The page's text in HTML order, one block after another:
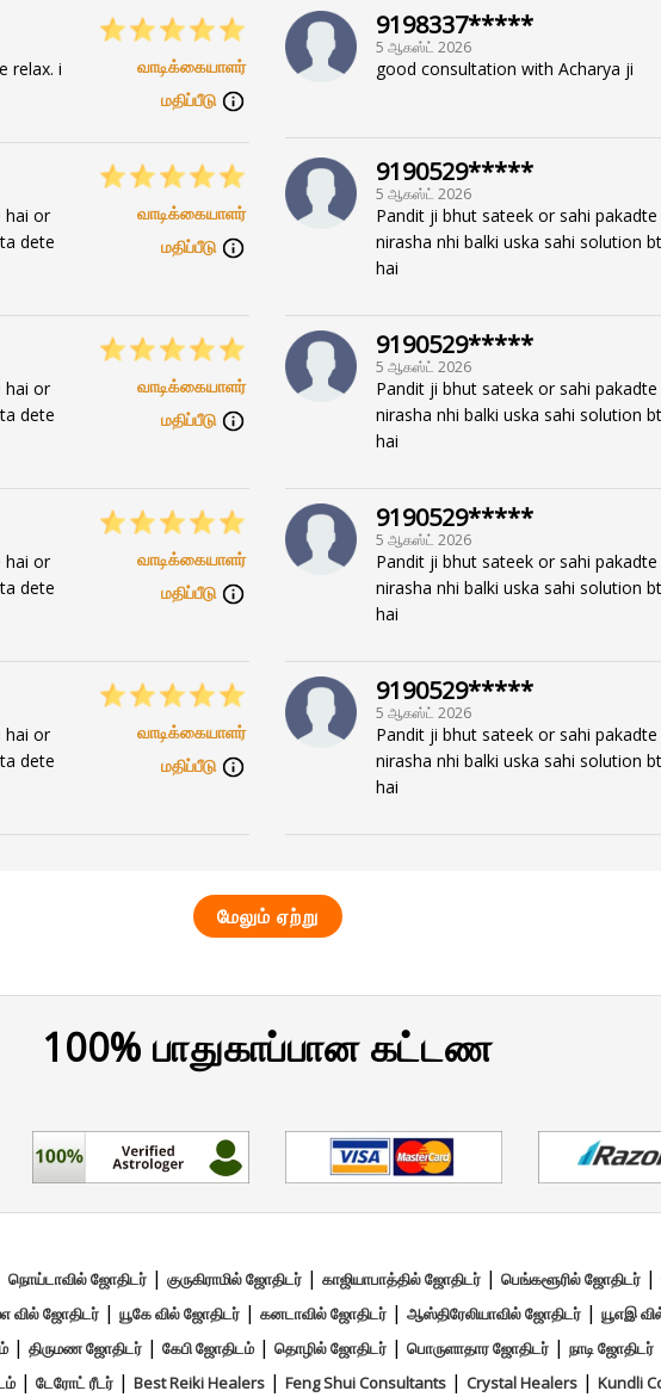
Palmistry, Voice Astrology, Reiki
relax. i
வாடிக்கையாளர்
மதிப்பீடு
9198337*****
5 ஆகஸ்ட் 2026
good consultation with Acharya ji
hai or
dete
வாடிக்கையாளர்
மதிப்பீடு
9190529*****
5 ஆகஸ்ட் 2026
Pandit ji bhut sateek or sahi
nirasha nhi balki uska sahi solution
hai
hai or
dete
வாடிக்கையாளர்
மதிப்பீடு
9190529*****
5 ஆகஸ்ட் 2026
Pandit ji bhut sateek or sahi
nirasha nhi balki uska sahi solution
hai
hai or
dete
வாடிக்கையாளர்
மதிப்பீடு
9190529*****
5 ஆகஸ்ட் 2026
Pandit ji bhut sateek or sahi
nirasha nhi balki uska sahi solution
hai
hai or
dete
வாடிக்கையாளர்
மதிப்பீடு
9190529*****
5 ஆகஸ்ட் 2026
Pandit ji bhut sateek or sahi
nirasha nhi balki uska sahi solution
hai
மேலும் ஏற்று
100% பாதுகாப்பான கட்டண
நொய்டாவில் ஜோதிடர்| குருகிராமில் ஜோதிடர்| காஜியாபாத்தில் ஜோதிடர்| பெங்களூரில் ஜோதிடர்|
வில் ஜோதிடர்| யூகே வில் ஜோதிடர்| கனடாவில் ஜோதிடர்| ஆஸ்திரேலியாவில் ஜோதிடர்| யூஎஇ
| திருமண ஜோதிடர் | கேபி ஜோதிடம்| தொழில் ஜோதிடர் | பொருளாதார ஜோதிடர் | நாடி ஜோதிடர்
| டேரோட் ரீடர் | Best Reiki Healers | Feng Shui Consultants | Crystal Healers | Kundli